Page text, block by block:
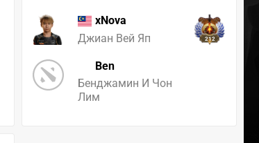
xNova
Джиан Вей Яп
212
Ben
Бенджамин И Чон
Лим